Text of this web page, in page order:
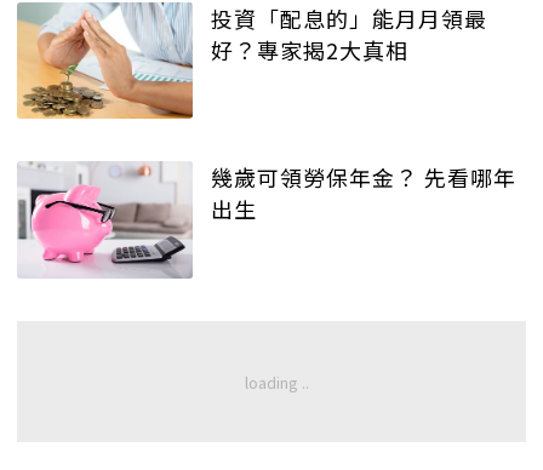
投資「配息的」能月月領最
好？專家揭2大真相
幾歲可領勞保年金？ 先看哪年
出生